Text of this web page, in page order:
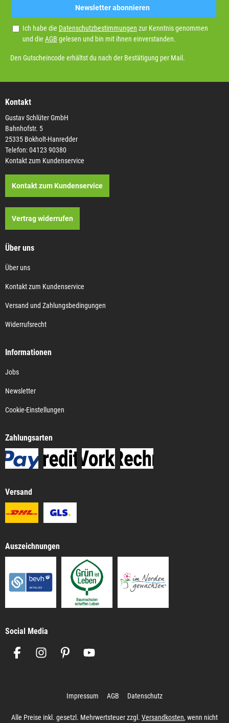
Newsletter abonnieren
Ich habe die Datenschutzbestimmungen zur Kenntnis genommen
und die AGB gelesen und bin mit ihnen einverstanden.
Den Gutscheincode erhältst du nach der Bestätigung per Mail.
Kontakt
Gustav Schlüter GmbH
Bahnhofstr. 5
25335 Bokholt-Hanredder
Telefon: 04123 90380
Kontakt zum Kundenservice
Kontakt zum Kundenservice
Vertrag widerrufen
Über uns
Über uns
Kontakt zum Kundenservice
Versand und Zahlungsbedingungen
Widerrufsrecht
Informationen
Jobs
Newsletter
Cookie-Einstellungen
Zahlungsarten
Versand
Auszeichnungen
Social Media
Impressum AGB Datenschutz
Alle Preise inkl. gesetzl. Mehrwertsteuer zzgl. Versandkosten, wenn nicht